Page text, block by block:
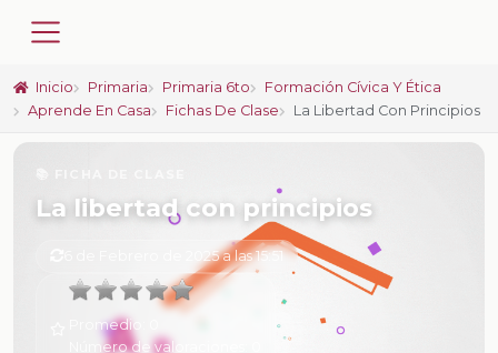
Inicio Primaria Primaria 6to
Formación Cívica Y Ética
Aprende En Casa
Fichas De Clase La Libertad Con Principios
La libertad con principios
6 de Febrero de 2025 a las 15:51
Promedio:
Número de valoraciones: